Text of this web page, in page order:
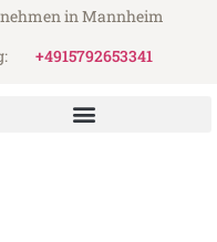
in Mannheim
+4915792653341